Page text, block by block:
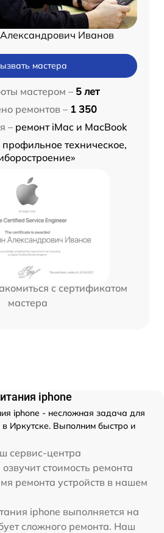
Иванов
мастера
мастером – 5 лет
ремонтов – 1 350
– ремонт iMac и MacBook
профильное техническое,
с сертификатом
мастера
iphone
iphone - несложная задача для
Иркутске. Выполним быстро и
сервис-центра
стоимость ремонта
ремонта устройств в нашем
iphone выполняется на
сложного ремонта. Наш